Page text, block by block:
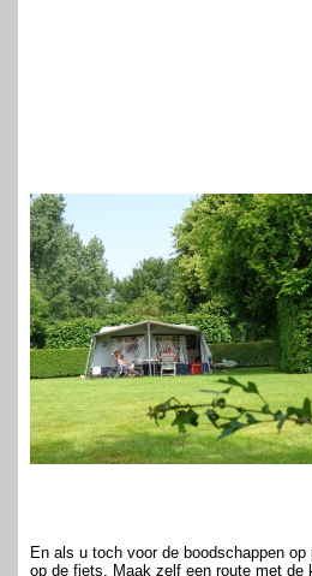
En als u toch voor de boodschappen
op de fiets. Maak zelf een route met de